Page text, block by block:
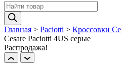
Поиск
товаров
Главная > Paciotti > Кроссовки
Cesare Paciotti 4US серые
Распродажа!